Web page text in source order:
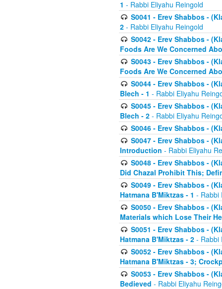
1 - Rabbi Eliyahu Reingold
S0041 - Erev Shabbos -
2 - Rabbi Eliyahu Reingold
S0042 - Erev Shabbos -
Foods Are We Concerned
S0043 - Erev Shabbos -
Foods Are We Concerned
S0044 - Erev Shabbos -
Blech - 1 - Rabbi Eliyahu
S0045 - Erev Shabbos -
Blech - 2 - Rabbi Eliyahu
S0046 - Erev Shabbos -
S0047 - Erev Shabbos -
Introduction - Rabbi Eliyahu
S0048 - Erev Shabbos -
Did Chazal Prohibit This;
S0049 - Erev Shabbos -
Hatmana B'Miktzas - 1 - Rabbi
S0050 - Erev Shabbos -
Materials which Lose Their
S0051 - Erev Shabbos -
Hatmana B'Miktzas - 2 - Rabbi
S0052 - Erev Shabbos -
Hatmana B'Miktzas - 3;
S0053 - Erev Shabbos -
Bedieved - Rabbi Eliyahu